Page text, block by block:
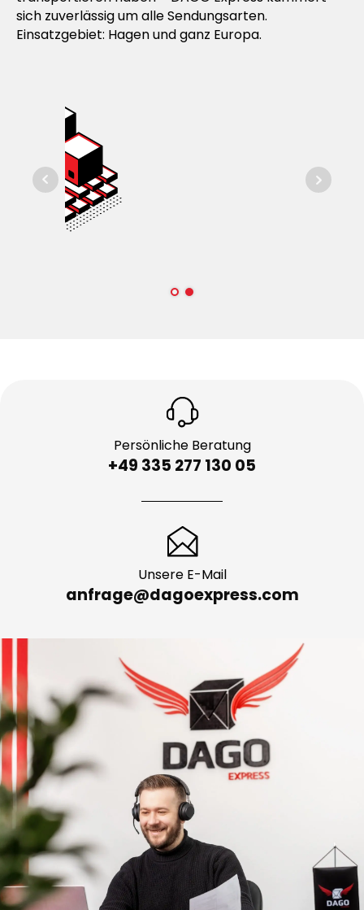
sich zuverlässig um alle Sendungsarten.
Einsatzgebiet: Hagen und ganz Europa.
+49 335 277 130 05
anfrage@dagoexpress.com